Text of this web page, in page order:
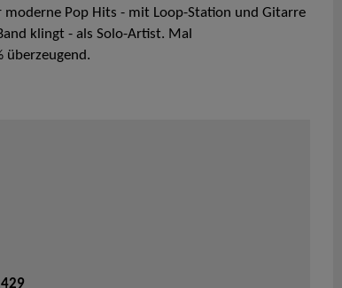
Pop Hits - mit Loop-Station und Gitarre
klingt - als Solo-Artist. Mal
überzeugend.